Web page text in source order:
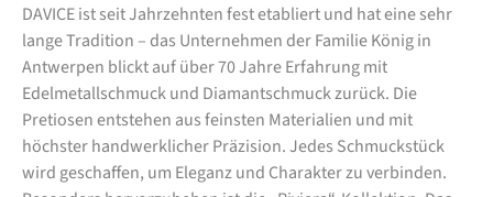
DAVICE ist seit Jahrzehnten fest etabliert und hat eine sehr
lange Tradition – das Unternehmen der Familie König in
Antwerpen blickt auf über 70 Jahre Erfahrung mit
Edelmetallschmuck und Diamantschmuck zurück. Die
Pretiosen entstehen aus feinsten Materialien und mit
höchster handwerklicher Präzision. Jedes Schmuckstück
wird geschaffen, um Eleganz und Charakter zu verbinden.